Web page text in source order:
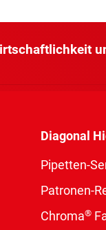
Diagonal
Pipetten-
Patronen-
Chroma®